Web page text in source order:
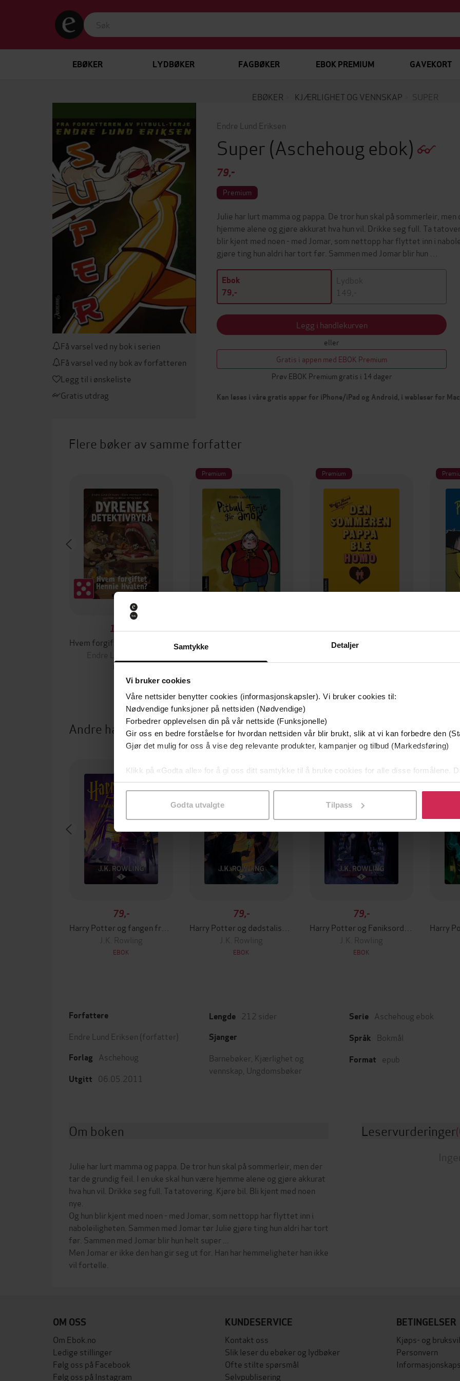
Samtykke Detaljer
Vi bruker cookies
Våre nettsider benytter cookies (informasjonskapsler). Vi bruker cookies til:
Nødvendige funksjoner på nettsiden (Nødvendige)
Forbedrer opplevelsen din på vår nettside (Funksjonelle)
Gir oss en bedre forståelse for hvordan nettsiden vår blir brukt, slik at vi kan forbedre den
Gjør det mulig for oss å vise deg relevante produkter, kampanjer og tilbud (Markedsføring)
Klikk på «Godta alle» for å gi oss ditt samtykke til å bruke cookies for alle disse formålene.
samtykke til spesifikke formål ved å klikke på «Tilpass». Du kan når som helst trekke
Godta utvalgte Tilpass
EBØKER LYDBØKER FAGBØKER EBOK PREMIUM GAVEKORT
EBØKER KJÆRLIGHET OG VENNSKAP SUPER
Få varsel ved ny bok i serien
Få varsel ved ny bok av forfatteren
Legg til i ønskeliste
Gratis utdrag
Endre Lund Eriksen
Super(Aschehoug ebok)
79,-
Premium
Julie har lurt mamma og pappa. De tror hun skal på sommerleir,
hjemme alene og gjøre akkurat hva hun vil. Drikke seg full. Ta
blir kjent med noen - med Jomar, som nettopp har flyttet inn i
gjøre ting hun aldri har tort før. Sammen med Jomar blir hun …
Ebok
79,-
Lydbok
149,-
Legg i handlekurven
eller
Gratis i appen med EBOK Premium
Prøv EBOK Premium gratis i 14 dager
Kan leses i våre gratis apper for iPhone/iPad og Android, i webleser for
Flere bøker av samme forfatter
179,-
Endre Lund Eriksen
EBOK
Premium
79,-
Pitbull-Terje går amok
Premium
99,-
Andre har også kjøpt
79,-
J.K. Rowling
EBOK
79,-
J.K. Rowling
EBOK
79,-
J.K. Rowling
EBOK
Forfattere
Endre Lund Eriksen (forfatter)
Forlag Aschehoug
Utgitt 06.05.2011
Lengde 212 sider
Sjanger
Barnebøker Kjærlighet og
vennskap Ungdomsbøker
Serie Aschehoug ebok
Språk Bokmål
Format epub
Om boken
Julie har lurt mamma og pappa. De tror hun skal på sommerleir, men der
tar de grundig feil. I en uke skal hun være hjemme alene og gjøre akkurat
hva hun vil. Drikke seg full. Ta tatovering. Kjøre bil. Bli kjent med noen
nye.
Og hun blir kjent med noen - med Jomar, som nettopp har flyttet inn i
naboleiligheten. Sammen med Jomar tør Julie gjøre ting hun aldri har tort
før. Sammen med Jomar blir hun helt super ...
Men Jomar er ikke den han gir seg ut for. Han har hemmeligheter han ikke
Leservurderinger
OM OSS
Om Ebok.no
Ledige stillinger
Følg oss på Facebook
Følg oss på Instagram
KUNDESERVICE
Kontakt oss
Slik leser du ebøker og lydbøker
Ofte stilte spørsmål
Selvpublisering
BETINGELSER
Kjøps- og
Personvern